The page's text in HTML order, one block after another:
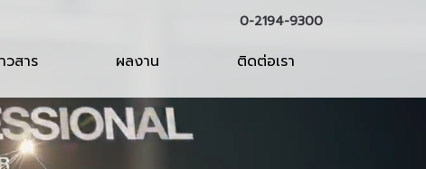
0-2194-9300
วสาร ผลงาน ติดต่อเรา